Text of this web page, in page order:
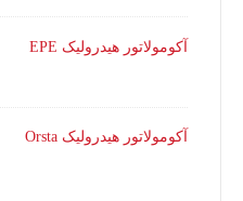
آکومولاتور هیدرولیک EPE
آکومولاتور هیدرولیک Orsta